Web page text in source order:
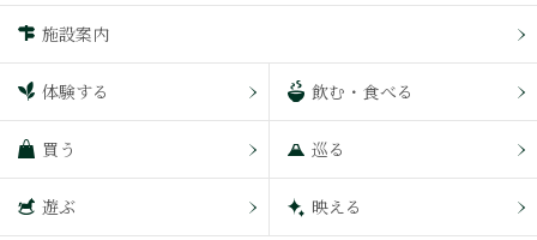
施設案内
体験する 飲む・食べる
買う 巡る
遊ぶ 映える